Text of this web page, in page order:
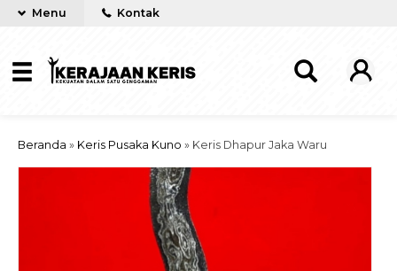
Menu Kontak
Beranda » Keris Pusaka Kuno » Keris Dhapur Jaka Waru